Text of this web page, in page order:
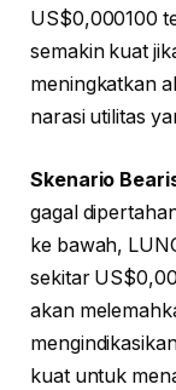
US$0,000100
semakin kuat
meningkatkan
narasi utilitas
Skenario
gagal
ke bawah,
sekitar
akan
kuat untuk